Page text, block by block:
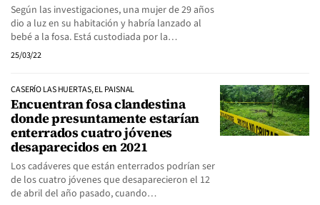
Según las investigaciones, una mujer de 29 años
dio a luz en su habitación y habría lanzado al
bebé a la fosa. Está custodiada por la…
25/03/22
CASERÍO LAS HUERTAS, EL PAISNAL
Encuentran fosa clandestina
donde presuntamente estarían
enterrados cuatro jóvenes
desaparecidos en 2021
Los cadáveres que están enterrados podrían ser
de los cuatro jóvenes que desaparecieron el 12
de abril del año pasado, cuando…